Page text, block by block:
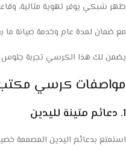
ظهر شبكي يوفر تهوية مثالية،
مع ضمان لمدة عام وخدمة صيانة ما
يضمن لك هذا الكرسي تجربة جلوس
مواصفات كرسي
1. دعائم متينة لليدين
استمتع بدعائم اليدين المصممة